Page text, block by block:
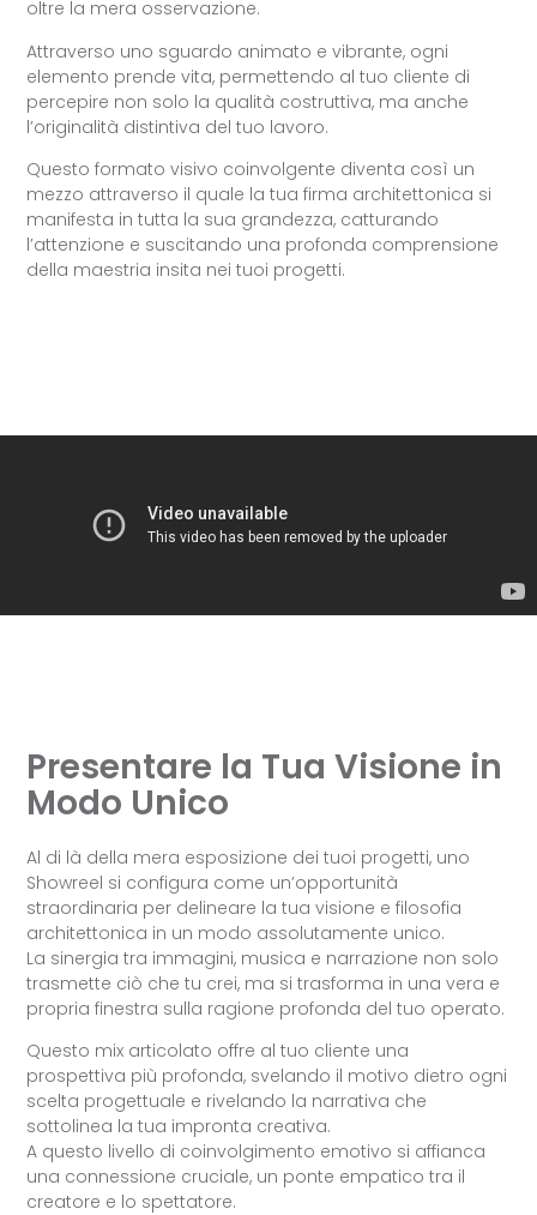
oltre la mera osservazione.
Attraverso uno sguardo animato e vibrante, ogni
elemento prende vita, permettendo al tuo cliente di
percepire non solo la qualità costruttiva, ma anche
l’originalità distintiva del tuo lavoro.
Questo formato visivo coinvolgente diventa così un
mezzo attraverso il quale la tua firma architettonica si
manifesta in tutta la sua grandezza, catturando
l’attenzione e suscitando una profonda comprensione
della maestria insita nei tuoi progetti.
Presentare la Tua Visione in
Modo Unico
Al di là della mera esposizione dei tuoi progetti, uno
Showreel si configura come un’opportunità
straordinaria per delineare la tua visione e filosofia
architettonica in un modo assolutamente unico.
La sinergia tra immagini, musica e narrazione non solo
trasmette ciò che tu crei, ma si trasforma in una vera e
propria finestra sulla ragione profonda del tuo operato.
Questo mix articolato offre al tuo cliente una
prospettiva più profonda, svelando il motivo dietro ogni
scelta progettuale e rivelando la narrativa che
sottolinea la tua impronta creativa.
A questo livello di coinvolgimento emotivo si affianca
una connessione cruciale, un ponte empatico tra il
creatore e lo spettatore.